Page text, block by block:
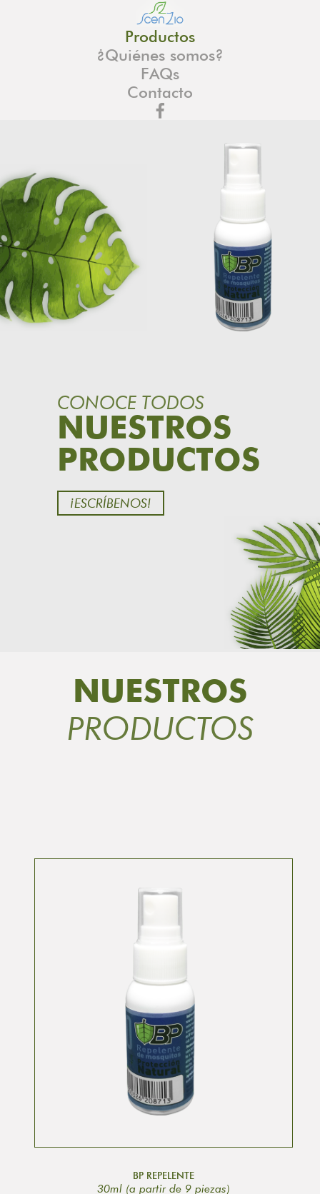
Productos
¿Quiénes somos?
FAQs
Contacto
CONOCE TODOS
NUESTROS
PRODUCTOS
¡ESCRÍBENOS!
NUESTROS
PRODUCTOS
BP REPELENTE
30ml (a partir de 9 piezas)